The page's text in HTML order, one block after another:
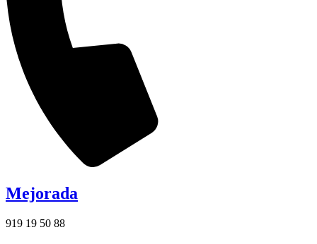
Mejorada
919 19 50 88